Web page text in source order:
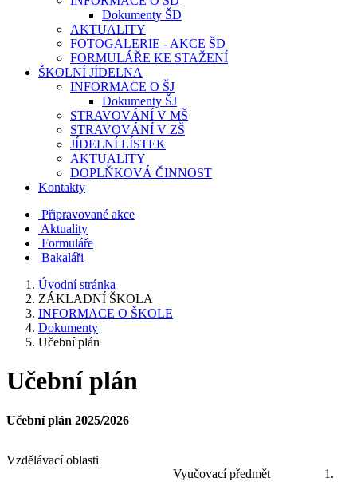
Dokumenty ŠD
AKTUALITY
FOTOGALERIE - AKCE ŠD
FORMULÁŘE KE STAŽENÍ
ŠKOLNÍ JÍDELNA
INFORMACE O ŠJ
Dokumenty ŠJ
STRAVOVÁNÍ V MŠ
STRAVOVÁNÍ V ZŠ
JÍDELNÍ LÍSTEK
AKTUALITY
DOPLŇKOVÁ ČINNOST
Kontakty
Připravované akce
Aktuality
Formuláře
Bakaláři
Úvodní stránka
ZÁKLADNÍ ŠKOLA
INFORMACE O ŠKOLE
Dokumenty
Učební plán
Učební plán
Učební plán 2025/2026
Vzdělávací oblasti
Vyučovací předmět
1.